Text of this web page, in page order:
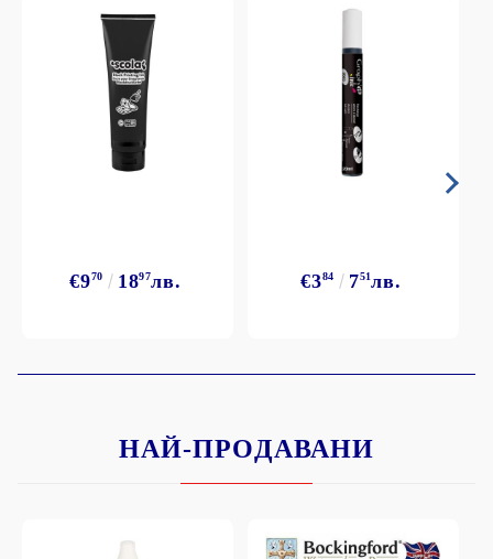
€970 1897лв. €384 751лв.
НАЙ-ПРОДАВАНИ